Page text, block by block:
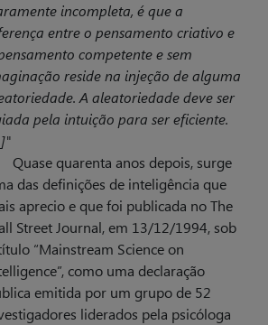
incompleta, é que a
entre o pensamento criativo e
competente e sem
reside na injeção de alguma
A aleatoriedade deve ser
pela intuição para ser eficiente.
Quase quarenta anos depois, surge
das definições de inteligência que
aprecio e que foi publicada no The
Street Journal, em 13/12/1994, sob
“Mainstream Science on
como uma declaração
emitida por um grupo de 52
liderados pela psicóloga